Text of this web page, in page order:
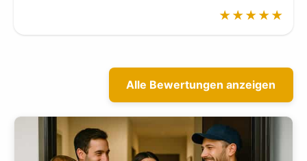
★★★★★
Alle Bewertungen anzeigen